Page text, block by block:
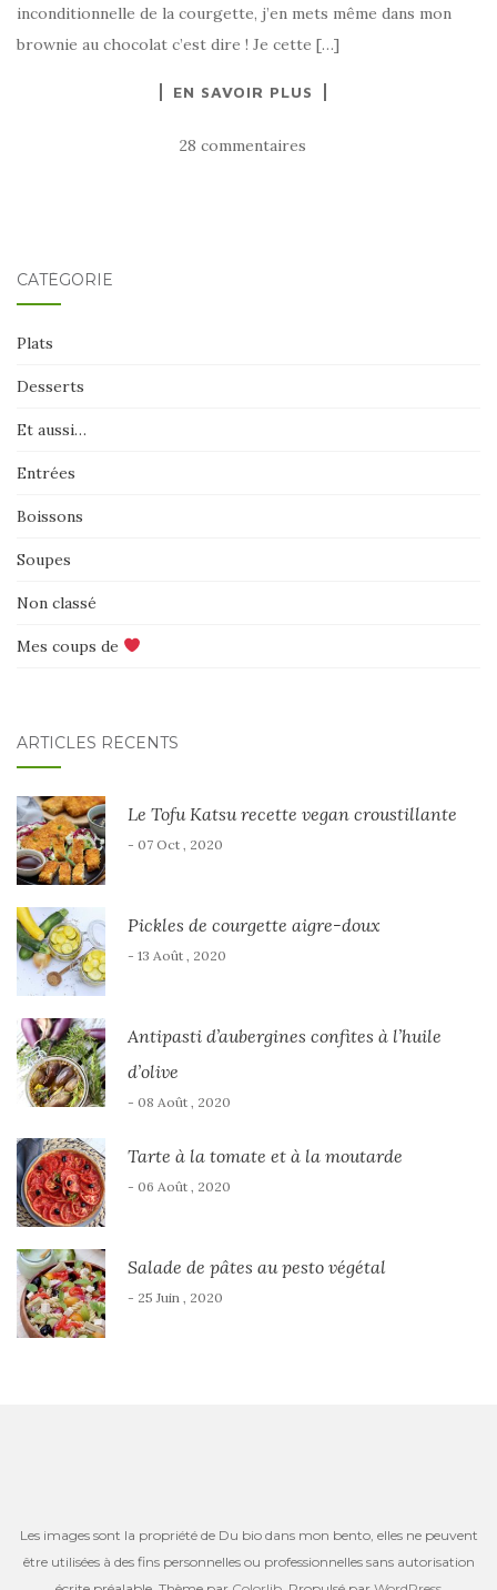
inconditionnelle de la courgette, j’en mets même dans mon
brownie au chocolat c’est dire ! Je cette […]
EN SAVOIR PLUS
28 commentaires
CATÉGORIE
Plats
Desserts
Et aussi…
Entrées
Boissons
Soupes
Non classé
Mes coups de
ARTICLES RÉCENTS
Le Tofu Katsu recette vegan croustillante
- 07 Oct , 2020
Pickles de courgette aigre-doux
- 13 Août , 2020
Antipasti d’aubergines confites à l’huile
d’olive
- 08 Août , 2020
Tarte à la tomate et à la moutarde
- 06 Août , 2020
Salade de pâtes au pesto végétal
- 25 Juin , 2020
Les images sont la propriété de Du bio dans mon bento, elles ne peuvent
être utilisées à des fins personnelles ou professionnelles sans autorisation